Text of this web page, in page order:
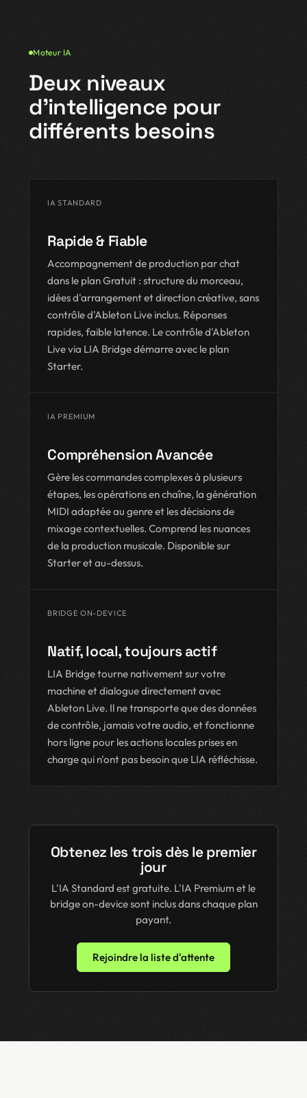
Moteur IA
Deux niveaux
d'intelligence pour
différents besoins
IA STANDARD
Rapide & Fiable
Accompagnement de production par chat
dans le plan Gratuit : structure du morceau,
idées d'arrangement et direction créative, sans
contrôle d'Ableton Live inclus. Réponses
rapides, faible latence. Le contrôle d'Ableton
Live via LIA Bridge démarre avec le plan
Starter.
IA PREMIUM
Compréhension Avancée
Gère les commandes complexes à plusieurs
étapes, les opérations en chaîne, la génération
MIDI adaptée au genre et les décisions de
mixage contextuelles. Comprend les nuances
de la production musicale. Disponible sur
Starter et au-dessus.
BRIDGE ON-DEVICE
Natif, local, toujours actif
LIA Bridge tourne nativement sur votre
machine et dialogue directement avec
Ableton Live. Il ne transporte que des données
de contrôle, jamais votre audio, et fonctionne
hors ligne pour les actions locales prises en
charge qui n'ont pas besoin que LIA réfléchisse.
Obtenez les trois dès le premier
jour
L'IA Standard est gratuite. L'IA Premium et le
bridge on-device sont inclus dans chaque plan
payant.
Rejoindre la liste d'attente